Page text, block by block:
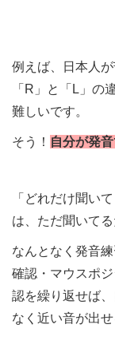
例えば、日本人
「R」と「L」の
難しいです。
そう！ 自分が発
「どれだけ聞い
は、ただ聞いてる
なんとなく発音
確認・マウスポ
認を繰り返せば
なく近い音が出